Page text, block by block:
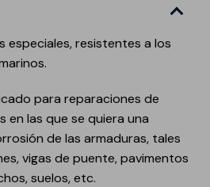
especiales, resistentes a los
para reparaciones de
las que se quiera una
de las armaduras, tales
vigas de puente, pavimentos
suelos, etc.